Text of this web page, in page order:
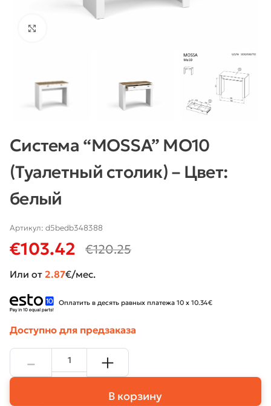
Система “MOSSA” MO10
(Туалетный столик) – Цвет:
белый
Артикул: d5bedb348388
€103.42 €120.25
Или от 2.87€/мес.
Оплатить в десять равных платежа 10 x 10.34€
Доступно для предзаказа
В корзину